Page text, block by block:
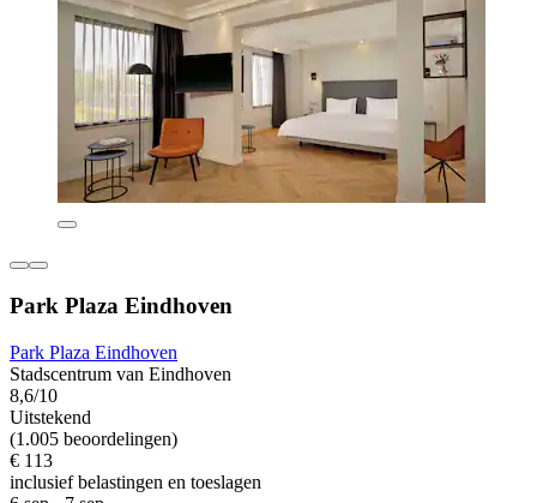
Park Plaza Eindhoven
Park Plaza Eindhoven
Stadscentrum van Eindhoven
8,6/10
Uitstekend
(1.005 beoordelingen)
€ 113
inclusief belastingen en toeslagen